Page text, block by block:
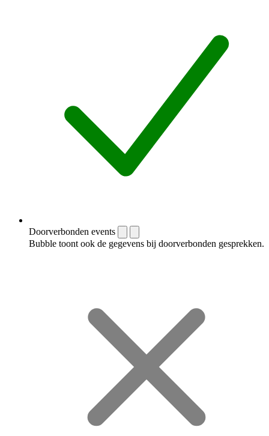
Doorverbonden events
Bubble toont ook de gegevens bij doorverbonden gesprekken.